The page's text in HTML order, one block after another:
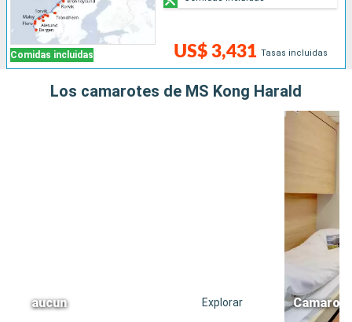
Comidas incluidas US$ 3,431 Tasas incluidas
Los camarotes de MS Kong Harald
aucun Explorar